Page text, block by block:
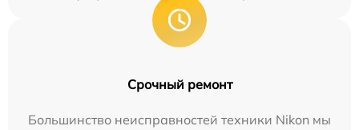
Срочный ремонт
Большинство неисправностей техники Nikon мы